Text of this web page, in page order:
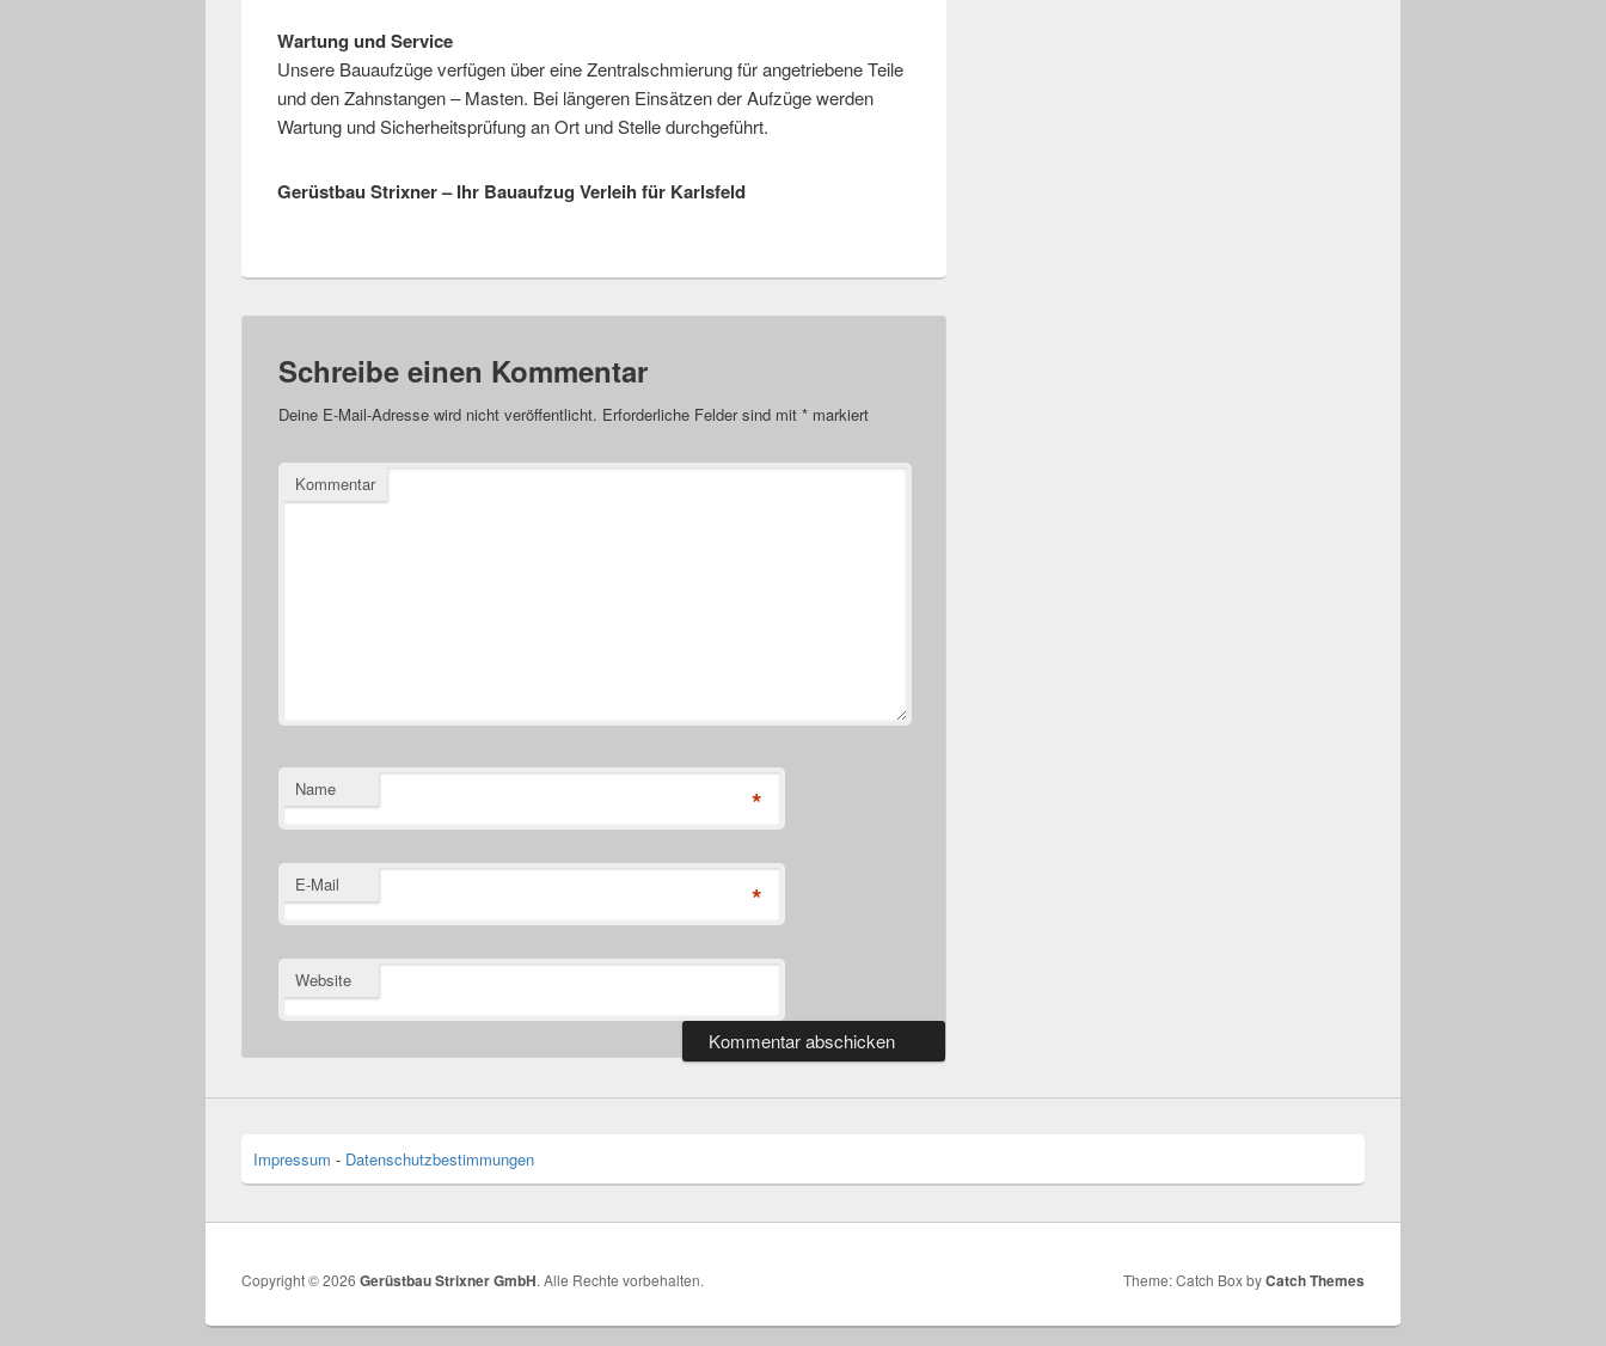
Wartung und Service
Unsere Bauaufzüge verfügen über eine Zentralschmierung für angetriebene Teile
und den Zahnstangen – Masten. Bei längeren Einsätzen der Aufzüge werden
Wartung und Sicherheitsprüfung an Ort und Stelle durchgeführt.
Gerüstbau Strixner – Ihr Bauaufzug Verleih für Karlsfeld
Schreibe einen Kommentar
Deine E-Mail-Adresse wird nicht veröffentlicht. Erforderliche Felder sind mit * markiert
Kommentar
Name *
E-Mail *
Website
Impressum - Datenschutzbestimmungen
Copyright © 2026 Gerüstbau Strixner GmbH. Alle Rechte vorbehalten. Theme: Catch Box byCatch Themes